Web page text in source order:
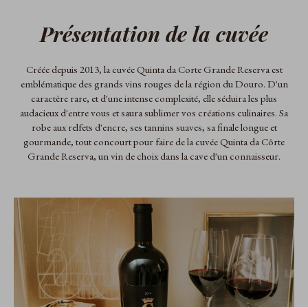
Présentation de la cuvée
Créée depuis 2013, la cuvée Quinta da Corte Grande Reserva est
emblématique des grands vins rouges de la région du Douro. D'un
caractère rare, et d'une intense complexité, elle séduira les plus
audacieux d'entre vous et saura sublimer vos créations culinaires. Sa
robe aux relfets d'encre, ses tannins suaves, sa finale longue et
gourmande, tout concourt pour faire de la cuvée Quinta da Côrte
Grande Reserva, un vin de choix dans la cave d'un connaisseur.